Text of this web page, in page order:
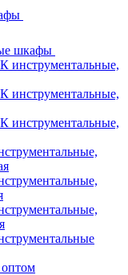
шкафы